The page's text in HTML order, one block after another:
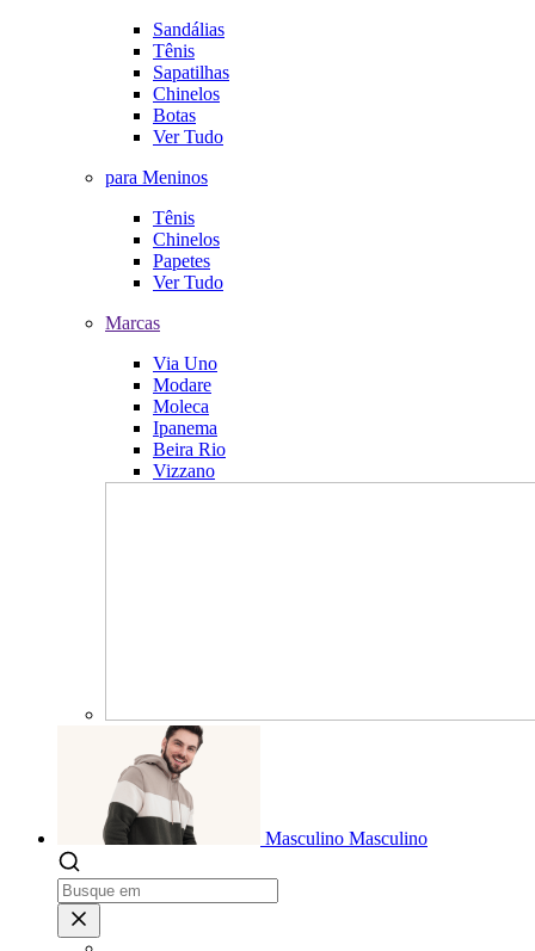
Sandálias
Tênis
Sapatilhas
Chinelos
Botas
Ver Tudo
para Meninos
Tênis
Chinelos
Papetes
Ver Tudo
Marcas
Via Uno
Modare
Moleca
Ipanema
Beira Rio
Vizzano
Masculino Masculino